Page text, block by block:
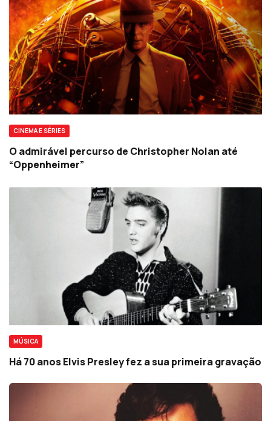
CINEMA E SÉRIES
O admirável percurso de Christopher Nolan até
“Oppenheimer”
MÚSICA
Há 70 anos Elvis Presley fez a sua primeira gravação